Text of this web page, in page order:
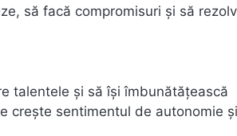
să facă compromisuri și să
talentele și să își îmbunătățească
crește sentimentul de autonomie și